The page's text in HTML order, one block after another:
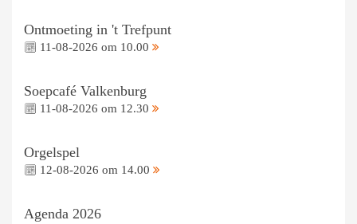
Ontmoeting in 't Trefpunt
11-08-2026 om 10.00
Soepcafé Valkenburg
11-08-2026 om 12.30
Orgelspel
12-08-2026 om 14.00
Agenda 2026